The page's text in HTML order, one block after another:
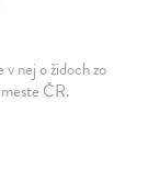
v nej o židoch zo
ČR.